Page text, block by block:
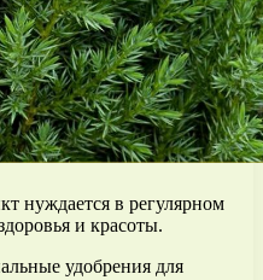
нуждается в регулярном
и красоты.
удобрения для